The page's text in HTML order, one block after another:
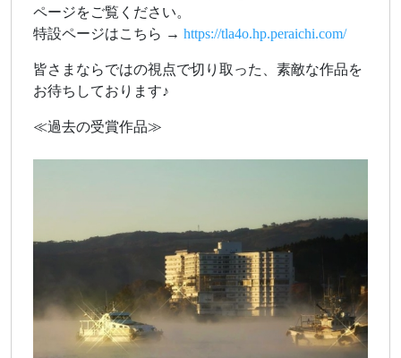
ページをご覧ください。
特設ページはこちら → https://tla4o.hp.peraichi.com/
皆さまならではの視点で切り取った、素敵な作品を
お待ちしております♪
≪過去の受賞作品≫